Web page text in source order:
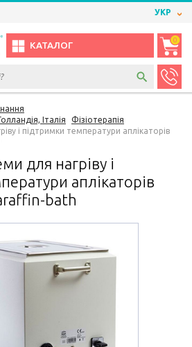
УКР
КАТАЛОГ
0
Італія
Фізіотерапія
і підтримки температури аплікаторів
для нагріву і
аплікаторів
bath